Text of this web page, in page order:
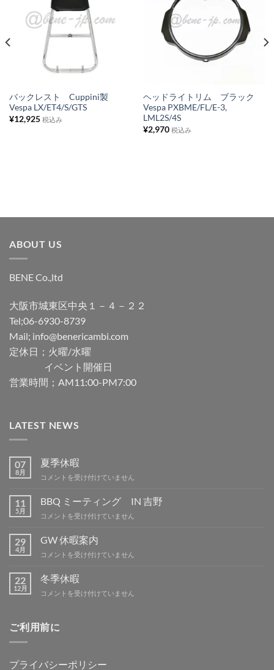
ス
バックレスト Cuppini製
Vespa LX/ET4/S/GTS
¥12,925 税込み
気
に
入
ヘッドライトリム ブラック
Vespa PXBME/FL/E-3,
LML2S/4S
¥2,970 税込み
ABOUT US
BENE Co.,ltd
大阪市城東区中央１－４－２２
Tel;06-6930-8739
Mail; info@benericambi.com
定休日；火曜/水曜
イベント開催日
営業時間；AM11:00-PM7:00
LATEST NEWS
07
8月
夏季休暇
夏
休
は
コメントを受け付けていません
11
5月
BBQ ミーティング IN 吉野
BBQ
ー
ィ
グ
吉
コメントを受け付けていません
29
4月
GW 休暇案内
GW
暇
案
内
コメントを受け付けていません
22
12月
冬季休暇
冬
暇
は
コメントを受け付けていません
ご利用前に
プライバシーポリシー